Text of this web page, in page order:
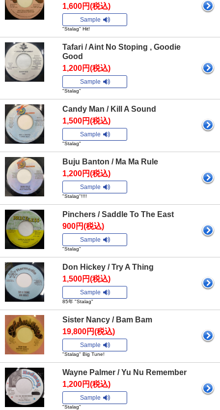
1,600円(税込)
Sample
"Stalag" Hit!
Tafari / Aint No Stoping , Goodie
Good
1,200円(税込)
Sample
"Stalag"
Candy Man / Kill A Sound
1,500円(税込)
Sample
"Stalag"
Buju Banton / Ma Ma Rule
1,200円(税込)
Sample
"Stalag"!!!!
Pinchers / Saddle To The East
900円(税込)
Sample
"Stalag"
Don Hickey / Try A Thing
1,500円(税込)
Sample
85年 "Stalag"
Sister Nancy / Bam Bam
19,800円(税込)
Sample
"Stalag" Big Tune!
Wayne Palmer / Yu Nu Remember
1,200円(税込)
Sample
"Stalag"